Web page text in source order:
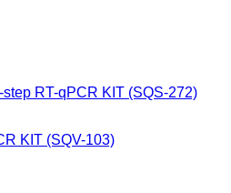
KIT (SQV-103)